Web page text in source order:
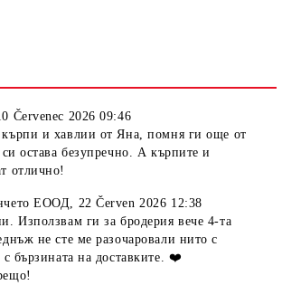
Červenec 2026 09:46
и хавлии от Яна, помня ги още от
си остава безупречно. А кърпите и
отлично!
ЕООД, 22 Červen 2026 12:38
Използвам ги за бродерия вече 4-та
не сте ме разочаровали нито с
с бързината на доставките. ❤️